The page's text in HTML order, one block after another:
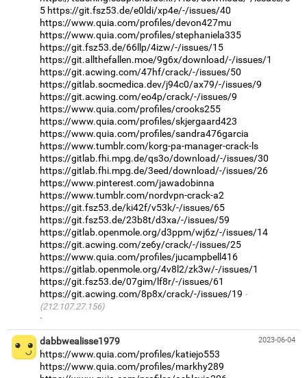
5 https://git.fsz53.de/e0ldi/xp4e/-/issues/40
https://www.quia.com/profiles/devon427mu
https://www.quia.com/profiles/stephaniela335
https://git.fsz53.de/66llp/4izw/-/issues/15
https://git.allthefallen.moe/9g6x/download/-/issues/1
https://git.acwing.com/47hf/crack/-/issues/50
https://gitlab.socmedica.dev/j94c0/ax79/-/issues/9
https://git.acwing.com/eo4p/crack/-/issues/9
https://www.quia.com/profiles/crooks255
https://www.quia.com/profiles/skjergaard423
https://www.quia.com/profiles/sandra476garcia
https://www.tumblr.com/korg-pa-manager-crack-ls
https://gitlab.fhi.mpg.de/qs3o/download/-/issues/30
https://gitlab.fhi.mpg.de/3eed/download/-/issues/26
https://www.pinterest.com/jawadobinna
https://www.tumblr.com/nordvpn-crack-a2
https://git.fsz53.de/ki42f/v53k/-/issues/65
https://git.fsz53.de/23b8t/d3xa/-/issues/59
https://gitlab.openmole.org/d3ppm/wj6z/-/issues/14
https://git.acwing.com/ze6y/crack/-/issues/25
https://www.quia.com/profiles/jucampbell416
https://gitlab.openmole.org/4v8l2/zk3w/-/issues/1
https://git.fsz53.de/07gim/lf8r/-/issues/61
https://git.acwing.com/8p8x/crack/-/issues/19
(212.107.27.156)
·
2023-06-04
dabbwealisse1979
https://www.quia.com/profiles/katiejo553
https://www.quia.com/profiles/markhy289